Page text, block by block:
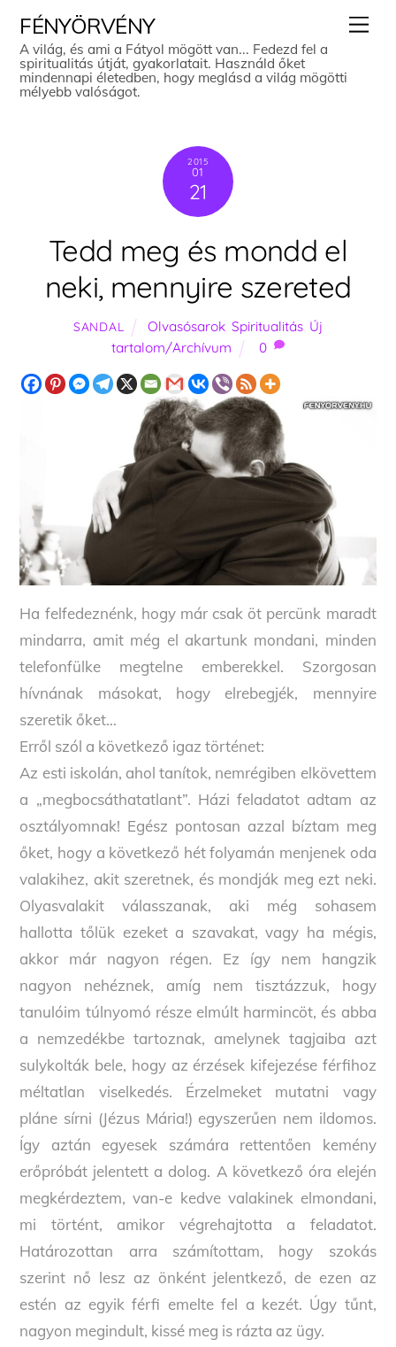
content
FÉNYÖRVÉNY
A világ, és ami a Fátyol mögött van... Fedezd fel a
spiritualitás útját, gyakorlatait. Használd őket
mindennapi életedben, hogy meglásd a világ mögötti
mélyebb valóságot.
2015
01
21
Tedd meg és mondd el
neki, mennyire szereted
SANDAL Olvasósarok, Spiritualitás, Új
tartalom/Archívum
0
Ha felfedeznénk, hogy már csak öt percünk maradt
mindarra, amit még el akartunk mondani, minden
telefonfülke megtelne emberekkel. Szorgosan
hívnának másokat, hogy elrebegjék, mennyire
szeretik őket…
Erről szól a következő igaz történet:
Az esti iskolán, ahol tanítok, nemrégiben elkövettem
a „megbocsáthatatlant”. Házi feladatot adtam az
osztályomnak! Egész pontosan azzal bíztam meg
őket, hogy a következő hét folyamán menjenek oda
valakihez, akit szeretnek, és mondják meg ezt neki.
Olyasvalakit válasszanak, aki még sohasem
hallotta tőlük ezeket a szavakat, vagy ha mégis,
akkor már nagyon régen. Ez így nem hangzik
nagyon nehéznek, amíg nem tisztázzuk, hogy
tanulóim túlnyomó része elmúlt harmincöt, és abba
a nemzedékbe tartoznak, amelynek tagjaiba azt
sulykolták bele, hogy az érzések kifejezése férfihoz
méltatlan viselkedés. Érzelmeket mutatni vagy
pláne sírni (Jézus Mária!) egyszerűen nem ildomos.
Így aztán egyesek számára rettentően kemény
erőpróbát jelentett a dolog. A következő óra elején
megkérdeztem, van-e kedve valakinek elmondani,
mi történt, amikor végrehajtotta a feladatot.
Határozottan arra számítottam, hogy szokás
szerint nő lesz az önként jelentkező, de ezen az
estén az egyik férfi emelte fel a kezét. Úgy tűnt,
nagyon megindult, kissé meg is rázta az ügy.